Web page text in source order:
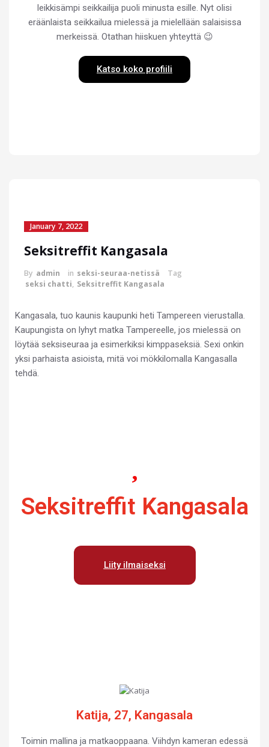
leikkisämpi seikkailija puoli minusta esille. Nyt olisi
eräänlaista seikkailua mielessä ja mielellään salaisissa
merkeissä. Otathan hiiskuen yhteyttä 😉
Katso koko profiili
January 7, 2022
Seksitreffit Kangasala
By admin in seksi-seuraa-netissä
Tag
seksi chatti, Seksitreffit Kangasala
Kangasala, tuo kaunis kaupunki heti Tampereen vierustalla.
Kaupungista on lyhyt matka Tampereelle, jos mielessä on
löytää seksiseuraa ja esimerkiksi kimppaseksiä. Sexi onkin
yksi parhaista asioista, mitä voi mökkilomalla Kangasalla
tehdä.
Seksitreffit Kangasala
Liity ilmaiseksi
Katija, 27, Kangasala
Toimin mallina ja matkaoppaana. Viihdyn kameran edessä